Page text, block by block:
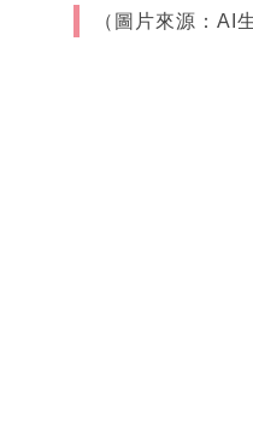
（圖片來源：AI